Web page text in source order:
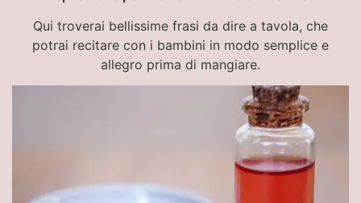
Qui troverai bellissime frasi da dire a tavola, che
potrai recitare con i bambini in modo semplice e
allegro prima di mangiare.